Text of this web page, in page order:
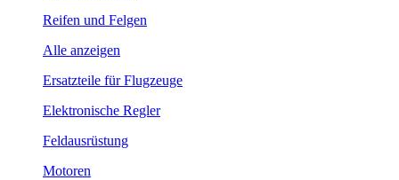
Reifen und Felgen
Alle anzeigen
Ersatzteile für Flugzeuge
Elektronische Regler
Feldausrüstung
Motoren